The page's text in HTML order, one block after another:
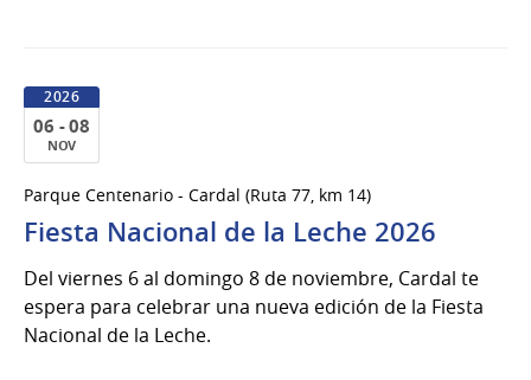
2026
06 - 08
NOV
al
08
Nov
del
2026
Parque Centenario - Cardal (Ruta 77, km 14)
Fiesta Nacional de la Leche 2026
Del viernes 6 al domingo 8 de noviembre, Cardal te
espera para celebrar una nueva edición de la Fiesta
Nacional de la Leche.